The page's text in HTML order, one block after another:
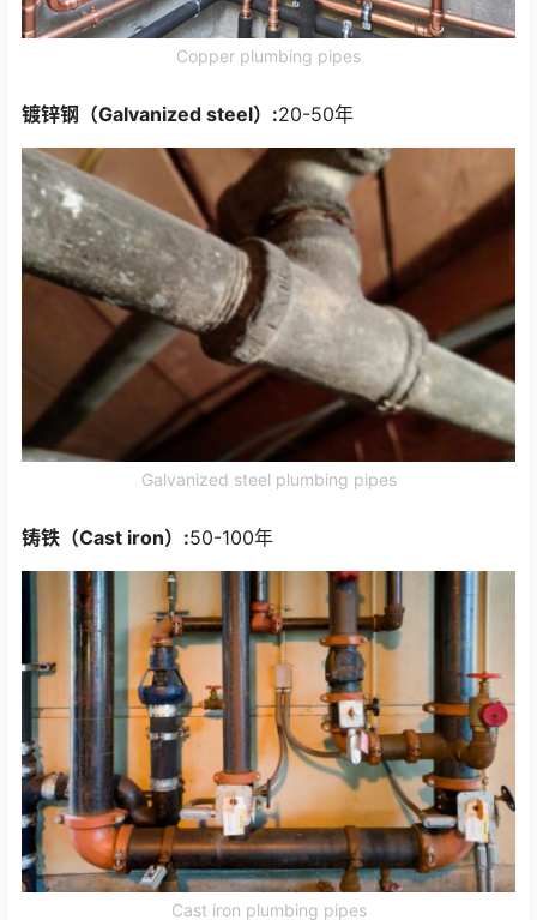
Copper plumbing pipes
镀锌钢（Galvanized steel）:20-50年
Galvanized steel plumbing pipes
铸铁（Cast iron）:50-100年
Cast iron plumbing pipes